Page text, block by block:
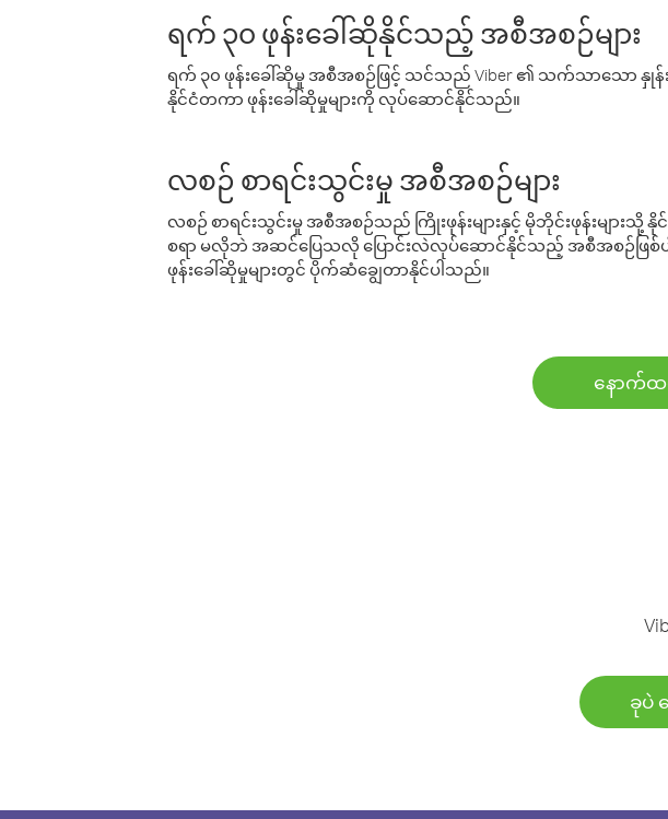
ရက် ၃၀ ဖုန်းခေါ်ဆိုနိုင်သည့် အစီအစဉ်များ
ရက် ၃၀ ဖုန်းခေါ်ဆိုမှု အစီအစဉ်ဖြင့် သင်သည် Viber ၏ သက်သာသော နှု
နိုင်ငံတကာ ဖုန်းခေါ်ဆိုမှုများကို လုပ်ဆောင်နိုင်သည်။
လစဉ် စာရင်းသွင်းမှု အစီအစဉ်များ
လစဉ် စာရင်းသွင်းမှု အစီအစဉ်သည် ကြိုးဖုန်းများနှင့် မိုဘိုင်းဖုန်းမျာ
စရာ မလိုဘဲ အဆင်ပြေသလို ပြောင်းလဲလုပ်ဆောင်နိုင်သည့် အစီအစဉ်ဖြစ်
ဖုန်းခေါ်ဆိုမှုများတွင် ပိုက်ဆံချွေတာနိုင်ပါသည်။
နောက်ထ
ခုပဲ